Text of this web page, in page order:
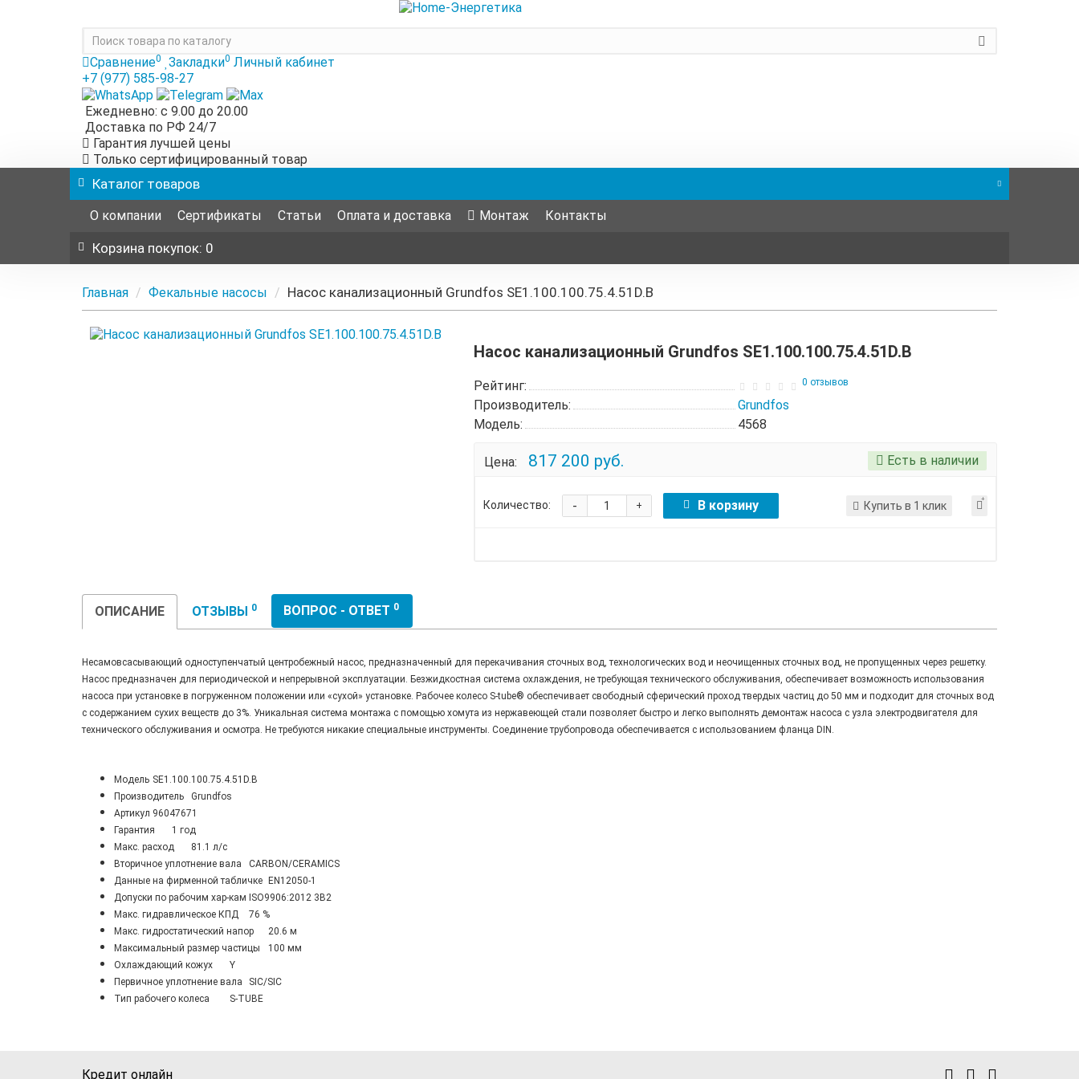
Сравнение0 Закладки0 Личный кабинет
+7 (977) 585-98-27
Ежедневно: с 9.00 до 20.00
Доставка по РФ 24/7
Гарантия лучшей цены
Только сертифицированный товар
Каталог товаров
О компании Сертификаты Статьи Оплата и доставка Монтаж Контакты
Корзина покупок: 0
Главная Фекальные насосы Насос канализационный Grundfos SE1.100.100.75.4.51D.B
Насос канализационный Grundfos SE1.100.100.75.4.51D.B
Рейтинг: 0 отзывов
Производитель:
Grundfos
Модель:
4568
Цена: 817 200 руб. Есть в наличии
Количество: +
- В корзину Купить в 1 клик
ОПИСАНИЕ ОТЗЫВЫ 0 ВОПРОС - ОТВЕТ 0
Несамовсасывающий одноступенчатый центробежный насос, предназначенный для перекачивания сточных вод, технологических вод и неочищенных сточных вод, не пропущенных через решетку.
Насос предназначен для периодической и непрерывной эксплуатации. Безжидкостная система охлаждения, не требующая технического обслуживания, обеспечивает возможность использования
насоса при установке в погруженном положении или «сухой» установке. Рабочее колесо S-tube® обеспечивает свободный сферический проход твердых частиц до 50 мм и подходит для сточных вод
с содержанием сухих веществ до 3%. Уникальная система монтажа с помощью хомута из нержавеющей стали позволяет быстро и легко выполнять демонтаж насоса с узла электродвигателя для
технического обслуживания и осмотра. Не требуются никакие специальные инструменты. Соединение трубопровода обеспечивается с использованием фланца DIN.
Модель SE1.100.100.75.4.51D.B
Производитель
Grundfos
Артикул 96047671
Гарантия
1 год
Maкс. расход
81.1 л/с
Вторичное уплотнение вала
CARBON/CERAMICS
Данные на фирменной табличке EN12050-1
Допуски по рабочим хар-кам ISO9906:2012 3B2
Макс. гидравлическое КПД
76 %
Макс. гидростатический напор
20.6 м
Максимальный размер частицы
100 мм
Охлаждающий кожух
Y
Первичное уплотнение вала
SIC/SIC
Тип рабочего колеса
S-TUBE
Кредит онлайн